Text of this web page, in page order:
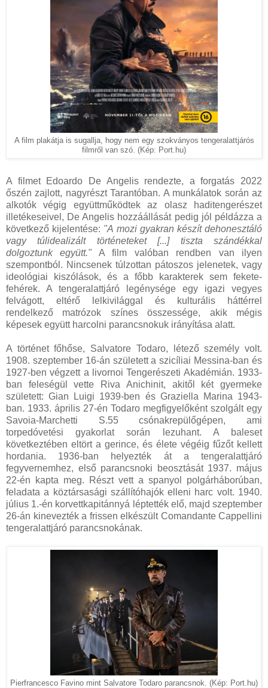
A film plakátja is sugallja, hogy nem egy szokványos tengeralattjárós
filmről van szó. (Kép: Port.hu)
A filmet Edoardo De Angelis rendezte, a forgatás 2022
őszén zajlott, nagyrészt Tarantóban. A munkálatok során az
alkotók végig együttműködtek az olasz haditengerészet
illetékeseivel, De Angelis hozzáállását pedig jól példázza a
következő kijelentése: "A mozi gyakran készít dehonesztáló
vagy túlidealizált történeteket [...] tiszta szándékkal
dolgoztunk együtt." A film valóban rendben van ilyen
szempontból. Nincsenek túlzottan pátoszos jelenetek, vagy
ideológiai kiszólások, és a főbb karakterek sem fekete-
fehérek. A tengeralattjáró legénysége egy igazi vegyes
felvágott, eltérő lelkivilággal és kulturális háttérrel
rendelkező matrózok színes összessége, akik mégis
képesek együtt harcolni parancsnokuk irányítása alatt.
A történet főhőse, Salvatore Todaro, létező személy volt.
1908. szeptember 16-án született a szicíliai Messina-ban és
1927-ben végzett a livornoi Tengerészeti Akadémián. 1933-
ban feleségül vette Riva Anichinit, akitől két gyermeke
született: Gian Luigi 1939-ben és Graziella Marina 1943-
ban. 1933. április 27-én Todaro megfigyelőként szolgált egy
Savoia-Marchetti S.55 csónakrepülőgépen, ami
torpedóvetési gyakorlat során lezuhant. A baleset
következtében eltört a gerince, és élete végéig fűzőt kellett
hordania. 1936-ban helyezték át a tengeralattjáró
fegyvernemhez, első parancsnoki beosztását 1937. május
22-én kapta meg. Részt vett a spanyol polgárháborúban,
feladata a köztársasági szállítóhajók elleni harc volt. 1940.
július 1.-én korvettkapitánnyá léptették elő, majd szeptember
26-án kinevezték a frissen elkészült Comandante Cappellini
tengeralattjáró parancsnokának.
Pierfrancesco Favino mint Salvatore Todaro parancsnok. (Kép: Port.hu)